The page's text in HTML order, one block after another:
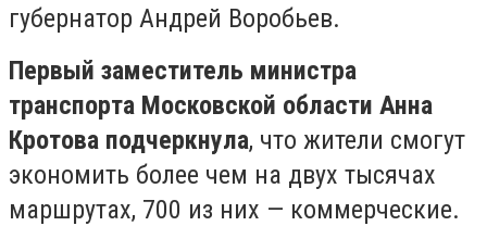
губернатор Андрей Воробьев.
Первый заместитель министра
транспорта Московской области Анна
Кротова подчеркнула, что жители смогут
экономить более чем на двух тысячах
маршрутах, 700 из них — коммерческие.